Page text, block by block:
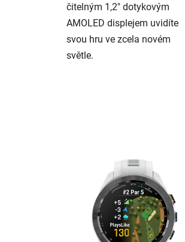
čitelným 1,2″ dotykovým
AMOLED displejem uvidíte
svou hru ve zcela novém
světle.